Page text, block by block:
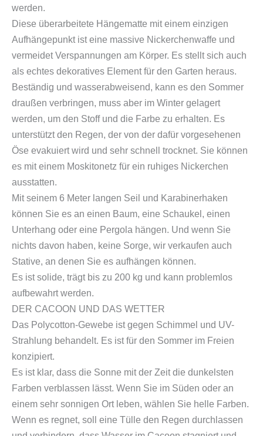
werden.
Diese überarbeitete Hängematte mit einem einzigen
Aufhängepunkt ist eine massive Nickerchenwaffe und
vermeidet Verspannungen am Körper. Es stellt sich auch
als echtes dekoratives Element für den Garten heraus.
Beständig und wasserabweisend, kann es den Sommer
draußen verbringen, muss aber im Winter gelagert
werden, um den Stoff und die Farbe zu erhalten. Es
unterstützt den Regen, der von der dafür vorgesehenen
Öse evakuiert wird und sehr schnell trocknet. Sie können
es mit einem Moskitonetz für ein ruhiges Nickerchen
ausstatten.
Mit seinem 6 Meter langen Seil und Karabinerhaken
können Sie es an einen Baum, eine Schaukel, einen
Unterhang oder eine Pergola hängen. Und wenn Sie
nichts davon haben, keine Sorge, wir verkaufen auch
Stative, an denen Sie es aufhängen können.
Es ist solide, trägt bis zu 200 kg und kann problemlos
aufbewahrt werden.
DER CACOON UND DAS WETTER
Das Polycotton-Gewebe ist gegen Schimmel und UV-
Strahlung behandelt. Es ist für den Sommer im Freien
konzipiert.
Es ist klar, dass die Sonne mit der Zeit die dunkelsten
Farben verblassen lässt. Wenn Sie im Süden oder an
einem sehr sonnigen Ort leben, wählen Sie helle Farben.
Wenn es regnet, soll eine Tülle den Regen durchlassen